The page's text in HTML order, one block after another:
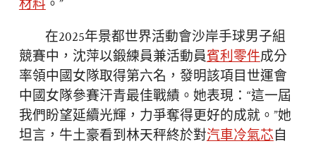
材料 。”
在2025年景都世界活動會沙岸手球男子組
競賽中，沈萍以鍛練員兼活動員賓利零件成分
率領中國女隊取得第六名，發明該項目世運會
中國女隊參賽汗青最佳戰績。她表現：“這一屆
我們盼望延續光輝，力爭奪得更好的成就。”她
坦言，牛土豪看到林天秤終於對汽車冷氣芯自